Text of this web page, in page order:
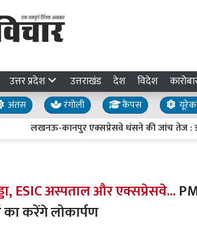
उत्तर प्रदेश उत्तराखंड देश विदेश
अंतस रंगोली कैंपस
लखनऊ-कानपुर एक्सप्रेसवे धंसने की जांच तेज : डामर-
ESIC अस्पताल और एक्सप्रेसवे...
करेंगे लोकार्पण